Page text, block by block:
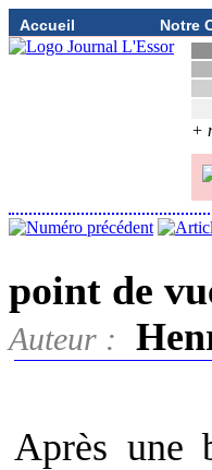
Accueil Notre
+
point de
Auteur :
Après une